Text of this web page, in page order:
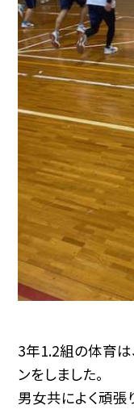
3年1.2組の体育は
ンをしました。
男女共によく頑張